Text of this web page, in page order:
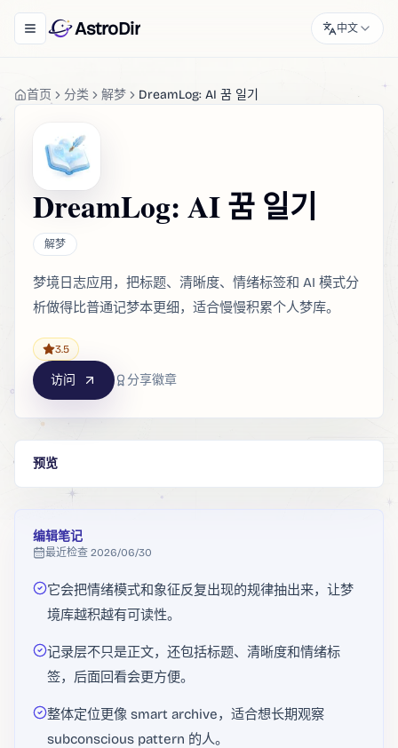
Toggle navigation menu
AstroDir 中文
首页 分类 解梦 DreamLog: AI 꿈 일기
DreamLog: AI 꿈 일기
解梦
梦境日志应用，把标题、清晰度、情绪标签和 AI 模式分
析做得比普通记梦本更细，适合慢慢积累个人梦库。
3.5
访问 分享徽章
预览
编辑笔记
最近检查 2026/06/30
它会把情绪模式和象征反复出现的规律抽出来，让梦
境库越积越有可读性。
记录层不只是正文，还包括标题、清晰度和情绪标
签，后面回看会更方便。
整体定位更像 smart archive，适合想长期观察
subconscious pattern 的人。